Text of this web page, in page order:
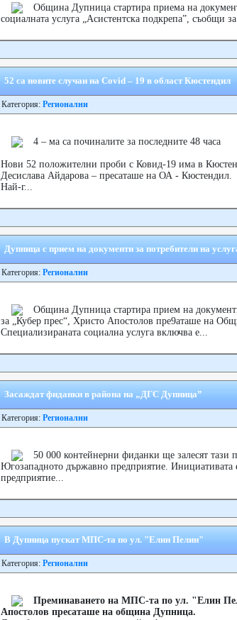
Община Дупница стартира приема на
социалната услуга „Асистентска подкрепа”,
52 са новите случаи на Covid – 19 в област Кюстендил
Категория: Регионални
4 – ма са починалите за последните 48 часа
Нови 52 положителни проби с Ковид-19 има в
Десислава Айдарoва – пресаташе на ОА - Кюстендил.
Най-г...
Дупница с прием на документи за потребители на
Категория: Регионални
Община Дупница стартира прием на
за „Кубер прес“, Христо Апостолов пре9аташе на
Специализираната социална услуга включва е...
Засаждат фиданки в района на „ДГС Дупница”
Категория: Регионални
50 000 контейнерни фиданки ще залесят тази
Югозападното държавно предприятие.
предприятие...
В Дупница пускат МПС-та по ул. "Елин Пелин"
Категория: Регионални
Преминаването на МПС-та по ул. "Елин
Апостолов пресаташе на община Дупница.